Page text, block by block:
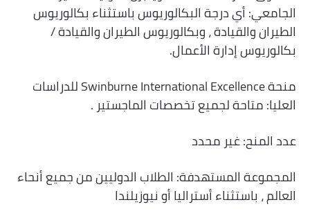
الجامعي: أي درجة البكالوريوس باستثناء بكالوريوس
الطيران والقيادة ، وبكالوريوس الطيران والقيادة /
بكالوريوس إدارة الأعمال.
منحة Swinburne International Excellence للدراسات
العليا: متاحة لجميع تخصصات الماجستير .
عدد المنح: غير محدد
المجموعة المستهدفة: الطلاب الدوليين من جميع أنحاء
العالم ، باستثناء أستراليا أو نيوزيلندا